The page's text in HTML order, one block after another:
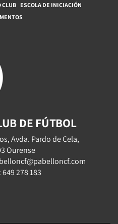
CLUB ESCOLA DE INICIACIÓN
DE FÚTBOL
Avda. Pardo de Cela,
Ourense
278 183